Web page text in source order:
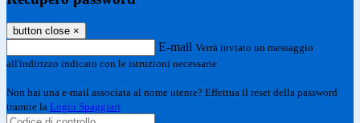
button close ×
E-mail Verrà inviato un messaggio
all'indirizzo indicato con le istruzioni necessarie.
Non hai una e-mail associata al nome utente? Effettua il reset della password
tramite la Login Spaggiari